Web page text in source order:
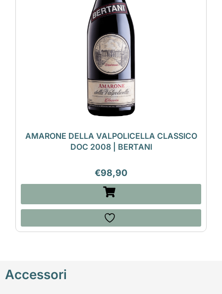
AMARONE DELLA VALPOLICELLA CLASSICO
DOC 2008 | BERTANI
€98,90
Accessori